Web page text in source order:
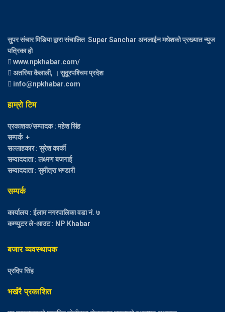
सुपर संचार मिडिया द्वारा संचालित Super Sanchar अनलाईन मधेशको प्रख्यात न्युज
पत्रिका हो
www.npkhabar.com/
अतरिया कैलाली, । सुदूरपश्चिम प्रदेश
info@npkhabar.com
हाम्रो टिम
प्रकाशक/सम्पादक : महेश सिंह
सम्पर्क +
सल्लाहकार : सुरेश कार्की
सम्वाददाता : लक्ष्मण बजगाई
सम्वाददाता : सुमीत्रा भण्डारी
सम्पर्क
कार्यालय : ईलाम नगरपालिका वडा नं. ७
कम्प्युटर ले-आउट : NP Khabar
बजार व्यवस्थापक
प्रदिप सिंह
भर्खरै प्रकाशित